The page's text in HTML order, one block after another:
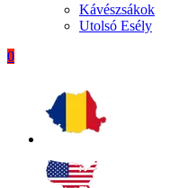
Kávészsákok
Utolsó Esély
0